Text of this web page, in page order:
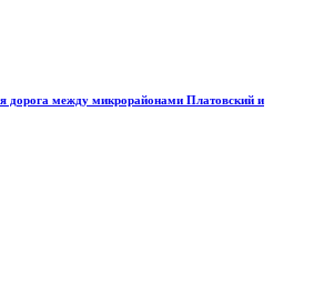
дорога между микрорайонами Платовский и